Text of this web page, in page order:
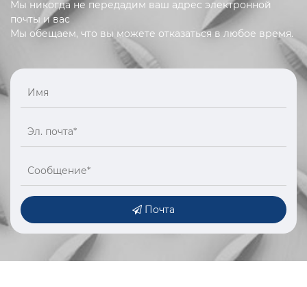
Мы никогда не передадим ваш адрес электронной
почты и вас
Мы обещаем, что вы можете отказаться в любое время.
Почта